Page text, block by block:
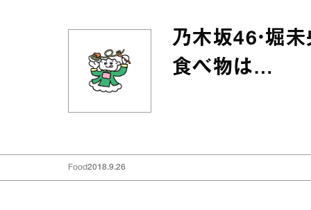
乃木坂46・堀
食べ物は…
Food2018.9.26